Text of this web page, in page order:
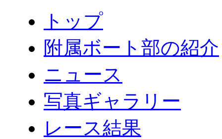
トップ
附属ボート部の紹介
ニュース
写真ギャラリー
レース結果